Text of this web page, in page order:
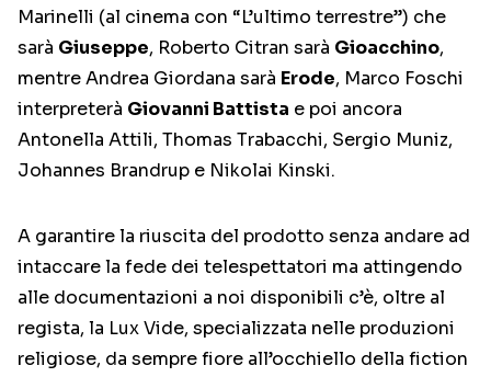
Marinelli (al cinema con “L’ultimo terrestre”) che
sarà Giuseppe, Roberto Citran sarà Gioacchino,
mentre Andrea Giordana sarà Erode, Marco Foschi
interpreterà Giovanni Battista e poi ancora
Antonella Attili, Thomas Trabacchi, Sergio Muniz,
Johannes Brandrup e Nikolai Kinski.
A garantire la riuscita del prodotto senza andare ad
intaccare la fede dei telespettatori ma attingendo
alle documentazioni a noi disponibili c’è, oltre al
regista, la Lux Vide, specializzata nelle produzioni
religiose, da sempre fiore all’occhiello della fiction